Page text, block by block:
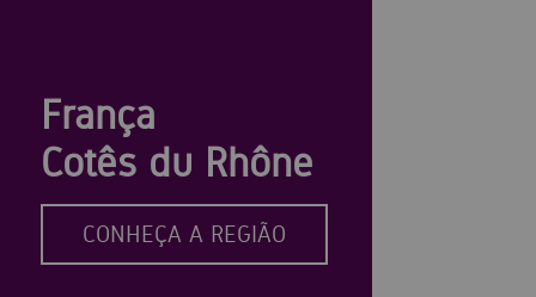
França
Cotês du Rhône
CONHEÇA A REGIÃO